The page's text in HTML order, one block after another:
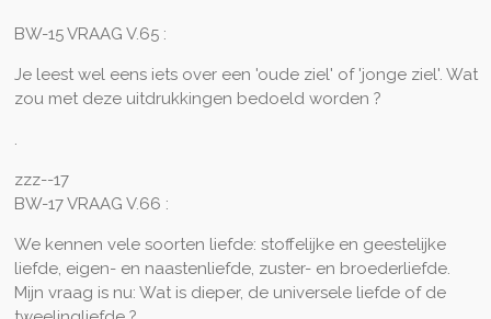
BW-15 VRAAG V.65 :
Je leest wel eens iets over een 'oude ziel' of 'jonge ziel'. Wat
zou met deze uitdrukkingen bedoeld worden ?
.
zzz--17
BW-17 VRAAG V.66 :
We kennen vele soorten liefde: stoffelijke en geestelijke
liefde, eigen- en naastenliefde, zuster- en broederliefde.
Mijn vraag is nu: Wat is dieper, de universele liefde of de